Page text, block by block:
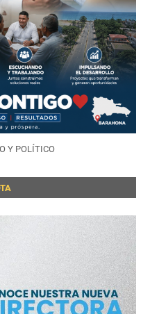
Y POLÍTICO